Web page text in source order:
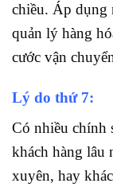
chiều. Áp dụng
quản lý hàng
cước vận
Lý do thứ 7:
Có nhiều chính
khách hàng lâu
xuyên, hay